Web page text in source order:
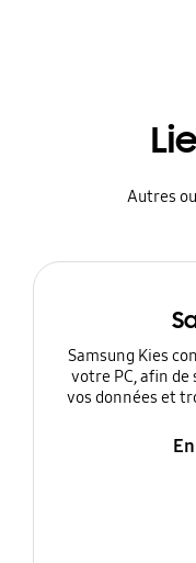
Autres
Samsung Kies
votre PC, afin
vos données et